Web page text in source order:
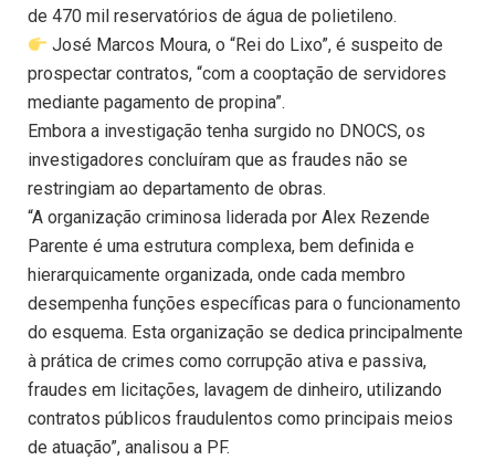
de 470 mil reservatórios de água de polietileno.
José Marcos Moura, o “Rei do Lixo”, é suspeito de
prospectar contratos, “com a cooptação de servidores
mediante pagamento de propina”.
Embora a investigação tenha surgido no DNOCS, os
investigadores concluíram que as fraudes não se
restringiam ao departamento de obras.
“A organização criminosa liderada por Alex Rezende
Parente é uma estrutura complexa, bem definida e
hierarquicamente organizada, onde cada membro
desempenha funções específicas para o funcionamento
do esquema. Esta organização se dedica principalmente
à prática de crimes como corrupção ativa e passiva,
fraudes em licitações, lavagem de dinheiro, utilizando
contratos públicos fraudulentos como principais meios
de atuação”, analisou a PF.